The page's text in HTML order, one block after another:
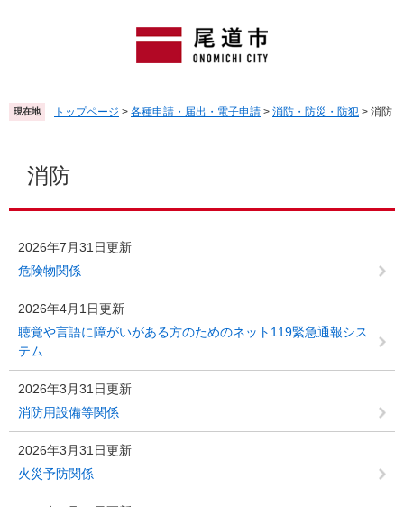
頭
で
飛
ば
現在地 トップページ > 各種申請・届出・電子申請 > 消防・防災・防犯 > 消防
消防
2026年7月31日更新
危険物関係
2026年4月1日更新
聴覚や言語に障がいがある方のためのネット119緊急通報シス
テム
2026年3月31日更新
消防用設備等関係
2026年3月31日更新
火災予防関係